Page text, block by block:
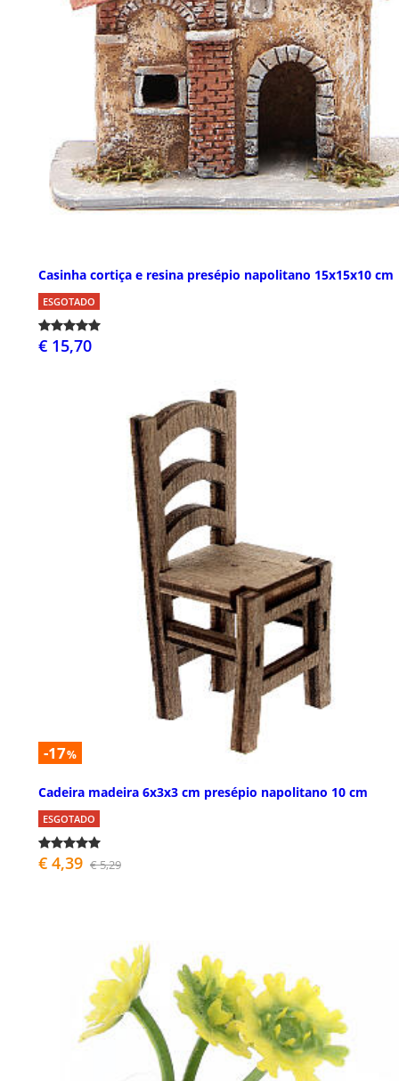
Casinha cortiça e resina presépio napolitano 15x15x10 cm
ESGOTADO
€ 15,70
-17%
Cadeira madeira 6x3x3 cm presépio napolitano 10 cm
ESGOTADO
€ 4,39 € 5,29